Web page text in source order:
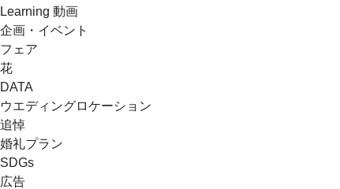
Learning 動画
企画・イベント
フェア
花
DATA
ウエディングロケーション
追悼
婚礼プラン
SDGs
広告